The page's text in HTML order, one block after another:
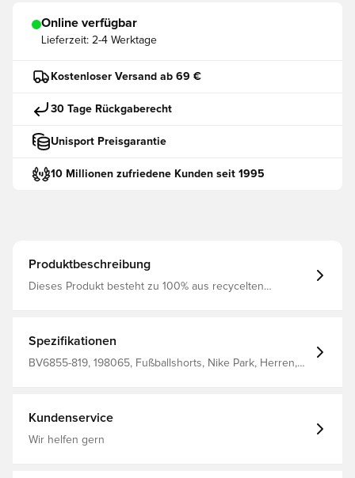
Online verfügbar
Lieferzeit: 2-4 Werktage
Kostenloser Versand ab 69 €
30 Tage Rückgaberecht
Unisport Preisgarantie
10 Millionen zufriedene Kunden seit 1995
Produktbeschreibung
Dieses Produkt besteht zu 100% aus recycelten
Produkt mit zwei Buchstaben oder einer Nr.
Spezifikationen
BV6855-819, 198065, Fußballshorts, Nike Park, Herren,
Kundenservice
Wir helfen gern